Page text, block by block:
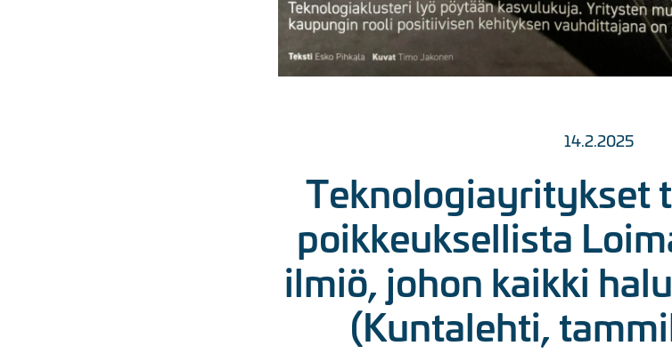
14.2.2025
Teknologiayritykset
poikkeuksellista
ilmiö, johon kaikki
(Kuntalehti,